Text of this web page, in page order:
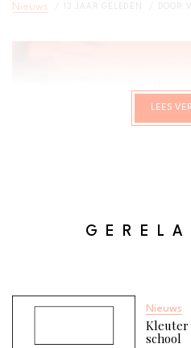
Nieuws 13 JAAR GELEDEN DOOR
LEES
Nieuws
Kleuter
school